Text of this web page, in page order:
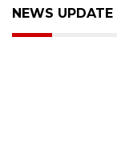
NEWS UPDATE